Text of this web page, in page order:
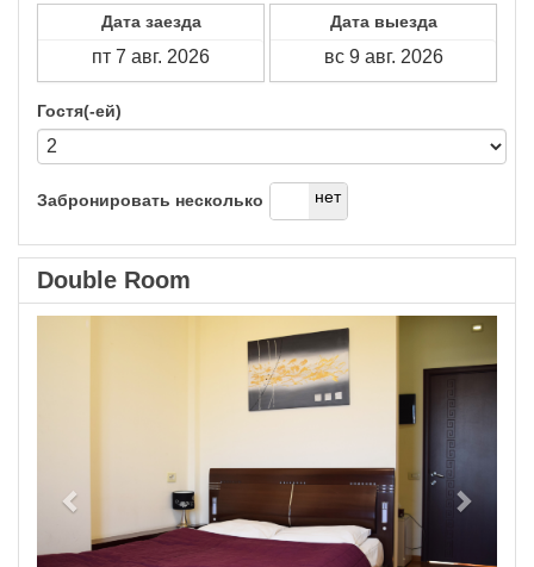
Дата заезда Дата выезда
Гостя(-ей)
Забронировать несколько
да нет
Double Room
Previous Next